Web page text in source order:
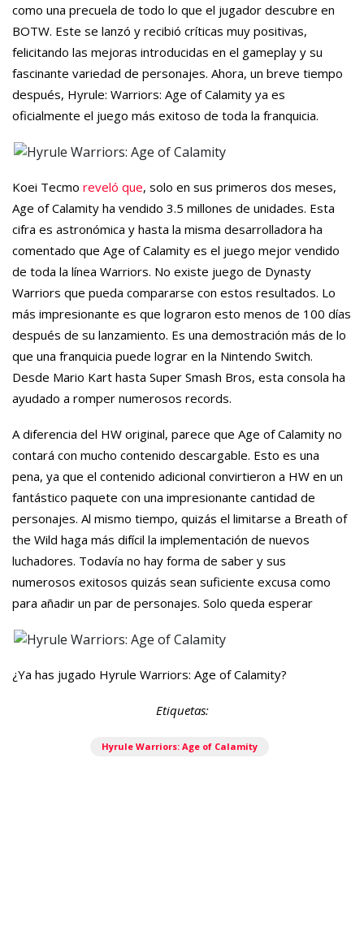
como una precuela de todo lo que el jugador descubre en
BOTW. Este se lanzó y recibió críticas muy positivas,
felicitando las mejoras introducidas en el gameplay y su
fascinante variedad de personajes. Ahora, un breve tiempo
después, Hyrule: Warriors: Age of Calamity ya es
oficialmente el juego más exitoso de toda la franquicia.
Koei Tecmo reveló que, solo en sus primeros dos meses,
Age of Calamity ha vendido 3.5 millones de unidades. Esta
cifra es astronómica y hasta la misma desarrolladora ha
comentado que Age of Calamity es el juego mejor vendido
de toda la línea Warriors. No existe juego de Dynasty
Warriors que pueda compararse con estos resultados. Lo
más impresionante es que lograron esto menos de 100 días
después de su lanzamiento. Es una demostración más de lo
que una franquicia puede lograr en la Nintendo Switch.
Desde Mario Kart hasta Super Smash Bros, esta consola ha
ayudado a romper numerosos records.
A diferencia del HW original, parece que Age of Calamity no
contará con mucho contenido descargable. Esto es una
pena, ya que el contenido adicional convirtieron a HW en un
fantástico paquete con una impresionante cantidad de
personajes. Al mismo tiempo, quizás el limitarse a Breath of
the Wild haga más difícil la implementación de nuevos
luchadores. Todavía no hay forma de saber y sus
numerosos exitosos quizás sean suficiente excusa como
para añadir un par de personajes. Solo queda esperar
¿Ya has jugado Hyrule Warriors: Age of Calamity?
Etiquetas:
Hyrule Warriors: Age of Calamity